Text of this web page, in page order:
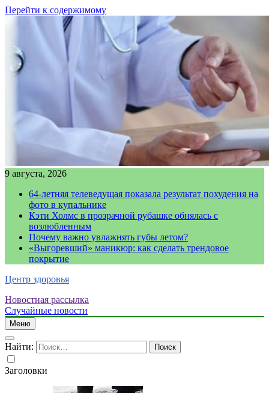
Перейти к содержимому
9 августа, 2026
64-летняя телеведущая показала результат похудения на
фото в купальнике
Кэти Холмс в прозрачной рубашке обнялась с
возлюбленным
Почему важно увлажнять губы летом?
«Выгоревший» маникюр: как сделать трендовое
покрытие
Центр здоровья
Новостная рассылка
Случайные новости
Меню
Найти:
Заголовки